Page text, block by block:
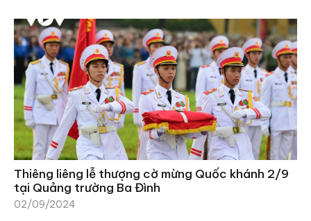
Thiêng liêng lễ thượng cờ mừng Quốc khánh 2/9
tại Quảng trường Ba Đình
02/09/2024